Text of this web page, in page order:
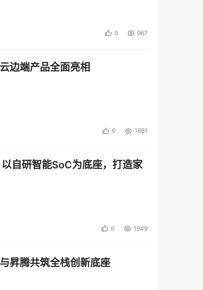
0 967
边端产品全面亮相
0 1881
自研智能SoC为底座，打造家
0 1949
昇腾共筑全栈创新底座